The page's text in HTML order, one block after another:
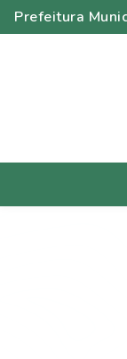
Prefeitura